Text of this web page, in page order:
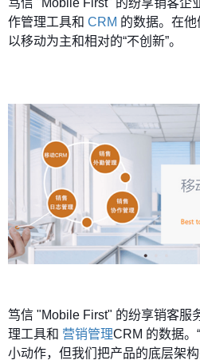
笃信 "Mobile First" 的纷享销客企
作管理工具和 CRM 的数据。在
以移动为主和相对的“不创新”。
笃信 "Mobile First" 的纷享销客服
理工具和 营销管理CRM 的数据。
小动作，但我们把产品的底层架